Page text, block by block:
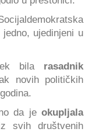
ujedinjeni u
bila rasadnik
novih političkih
da je okupljala
svih društvenih